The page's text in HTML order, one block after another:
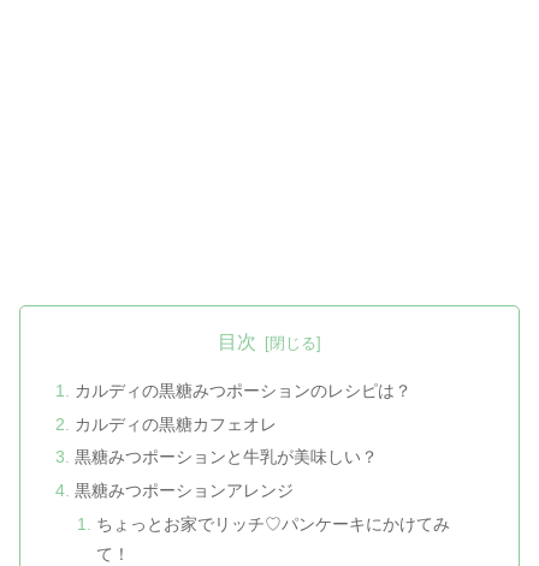
目次
カルディの黒糖みつポーションのレシピは？
カルディの黒糖カフェオレ
黒糖みつポーションと牛乳が美味しい？
黒糖みつポーションアレンジ
ちょっとお家でリッチ♡パンケーキにかけてみ
て！